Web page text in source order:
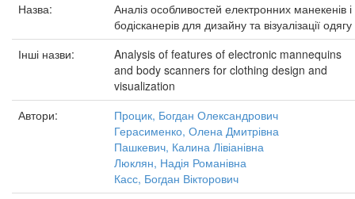
Назва:
Аналіз особливостей електронних манекенів і
бодісканерів для дизайну та візуалізації одягу
Інші назви:
Analysis of features of electronic mannequins
and body scanners for clothing design and
visualization
Автори:
Процик, Богдан Олександрович
Герасименко, Олена Дмитрівна
Пашкевич, Калина Лівіанівна
Люклян, Надія Романівна
Касс, Богдан Вікторович